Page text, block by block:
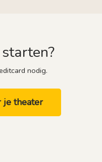
nodig.
je theater